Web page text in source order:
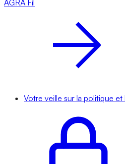
AGRA Fil
Votre veille sur la politique